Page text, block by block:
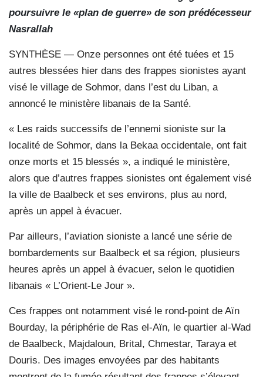
poursuivre le «plan de guerre» de son prédécesseur
Nasrallah
SYNTHÈSE — Onze personnes ont été tuées et 15
autres blessées hier dans des frappes sionistes ayant
visé le village de Sohmor, dans l’est du Liban, a
annoncé le ministère libanais de la Santé.
« Les raids successifs de l’ennemi sioniste sur la
localité de Sohmor, dans la Bekaa occidentale, ont fait
onze morts et 15 blessés », a indiqué le ministère,
alors que d’autres frappes sionistes ont également visé
la ville de Baalbeck et ses environs, plus au nord,
après un appel à évacuer.
Par ailleurs, l’aviation sioniste a lancé une série de
bombardements sur Baalbeck et sa région, plusieurs
heures après un appel à évacuer, selon le quotidien
libanais « L’Orient-Le Jour ».
Ces frappes ont notamment visé le rond-point de Aïn
Bourday, la périphérie de Ras el-Aïn, le quartier al-Wad
de Baalbeck, Majdaloun, Brital, Chmestar, Taraya et
Douris. Des images envoyées par des habitants